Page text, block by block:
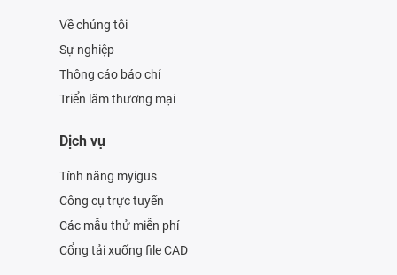
Về chúng tôi
Sự nghiệp
Thông cáo báo chí
Triển lãm thương mại
Dịch vụ
Tính năng myigus
Công cụ trực tuyến
Các mẫu thử miễn phí
Cổng tải xuống file CAD